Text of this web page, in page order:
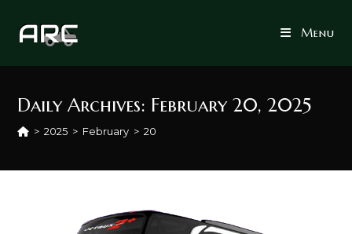
Menu
Daily Archives: February 20, 2025
> 2025 > February > 20